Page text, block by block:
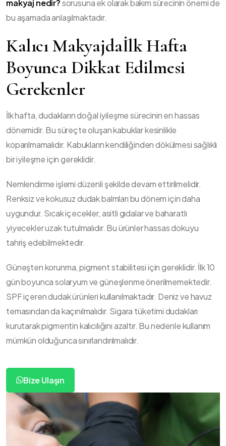
makyaj nedir?sorusuna ek olarak bakım sürecinin önemi de
bu aşamada anlaşılmaktadır.
Kalıcı Makyajdaİlk Hafta
Boyunca Dikkat Edilmesi
Gerekenler
İlk hafta, dudakların doğal iyileşme sürecinin en hassas
dönemidir. Bu süreçte oluşan kabuklar kesinlikle
koparılmamalıdır. Kabukların kendiliğinden dökülmesi sağlıklı
bir iyileşme için gereklidir.
Nemlendirme işlemi düzenli şekilde devam ettirilmelidir.
Renksiz ve kokusuz dudak balmları bu dönem için daha
uygundur. Sıcak içecekler, asitli gıdalar ve baharatlı
yiyecekler uzak tutulmalıdır. Bu ürünler hassas dokuyu
tahriş edebilmektedir.
Güneşten korunma, pigment stabilitesi için gereklidir. İlk 10
gün boyunca solaryum ve güneşlenme önerilmemektedir.
SPF içeren dudak ürünleri kullanılmaktadır. Deniz ve havuz
temasından da kaçınılmalıdır. Sigara tüketimi dudakları
kurutarak pigmentin kalıcılığını azaltır. Bu nedenle kullanım
mümkün olduğunca sınırlandırılmalıdır.
Bize Ulaşın